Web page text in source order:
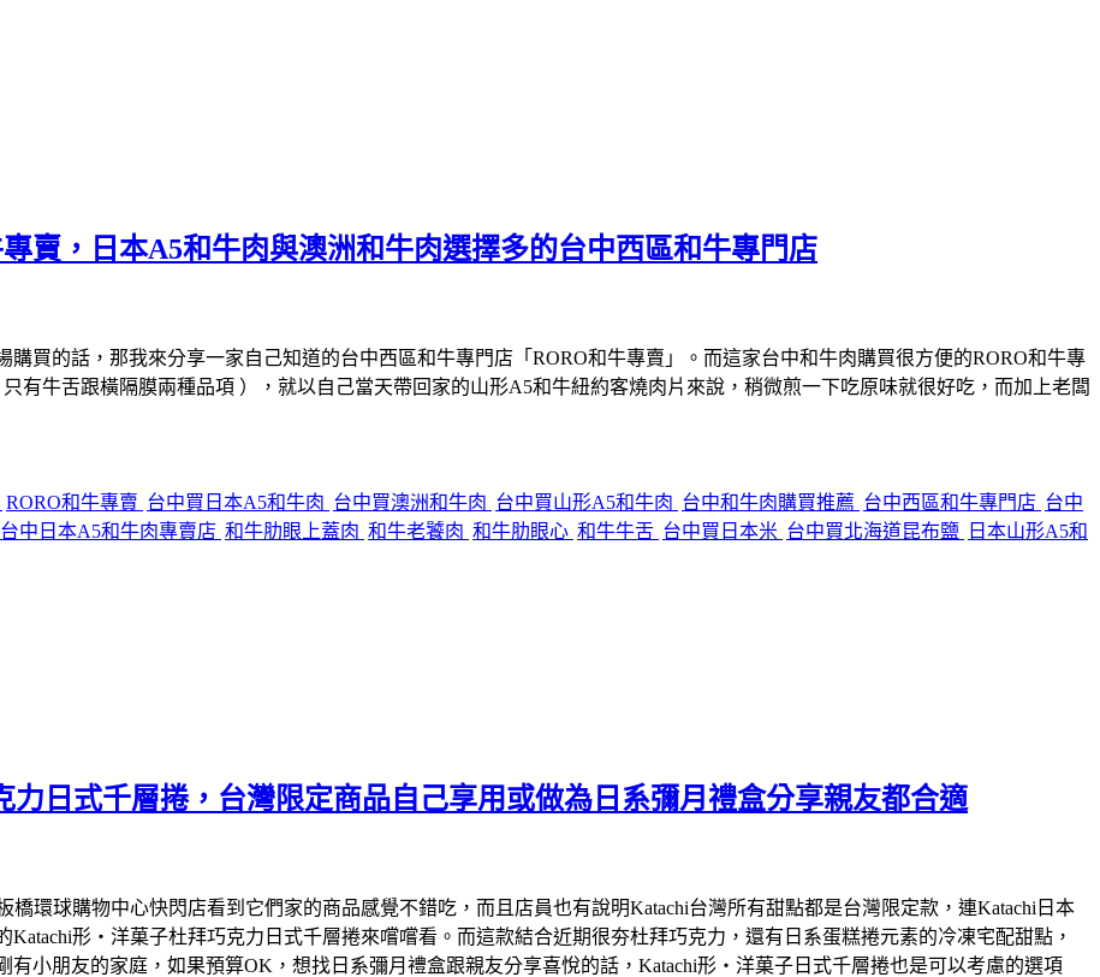
賣，日本A5和牛肉與澳洲和牛肉選擇多的台中西區和牛專門店
買的話，那我來分享一家自己知道的台中西區和牛專門店「RORO和牛專賣」。而這家台中和牛肉購買很方便的RORO和牛專
有牛舌跟橫隔膜兩種品項 ），就以自己當天帶回家的山形A5和牛紐約客燒肉片來說，稍微煎一下吃原味就很好吃，而加上老闆
RORO和牛專賣 台中買日本A5和牛肉 台中買澳洲和牛肉 台中買山形A5和牛肉 台中和牛肉購買推薦 台中西區和牛專門店 台中
台中日本A5和牛肉專賣店 和牛肋眼上蓋肉 和牛老饕肉 和牛肋眼心 和牛牛舌 台中買日本米 台中買北海道昆布鹽
日本山形A5和
日式千層捲，台灣限定商品自己享用或做為日系彌月禮盒分享親友都合適
環球購物中心快閃店看到它們家的商品感覺不錯吃，而且店員也有說明Katachi台灣所有甜點都是台灣限定款，連Katachi日本
形‧洋菓子杜拜巧克力日式千層捲來嚐嚐看。而這款結合近期很夯杜拜巧克力，還有日系蛋糕捲元素的冷凍宅配甜點，
小朋友的家庭，如果預算OK，想找日系彌月禮盒跟親友分享喜悅的話，Katachi形‧洋菓子日式千層捲也是可以考慮的選項